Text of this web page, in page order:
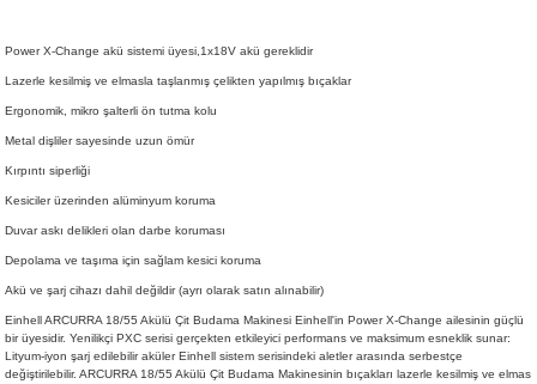
Power X-Change akü sistemi üyesi,1x18V akü gereklidir
Lazerle kesilmiş ve elmasla taşlanmış çelikten yapılmış bıçaklar
Ergonomik, mikro şalterli ön tutma kolu
Metal dişliler sayesinde uzun ömür
Kırpıntı siperliği
Kesiciler üzerinden alüminyum koruma
Duvar askı delikleri olan darbe koruması
Depolama ve taşıma için sağlam kesici koruma
Akü ve şarj cihazı dahil değildir (ayrı olarak satın alınabilir)
Einhell ARCURRA 18/55 Akülü Çit Budama Makinesi Einhell'in Power X-Change ailesinin güçlü
bir üyesidir. Yenilikçi PXC serisi gerçekten etkileyici performans ve maksimum esneklik sunar:
Lityum-iyon şarj edilebilir aküler Einhell sistem serisindeki aletler arasında serbestçe
değiştirilebilir. ARCURRA 18/55 Akülü Çit Budama Makinesinin bıçakları lazerle kesilmiş ve elmas